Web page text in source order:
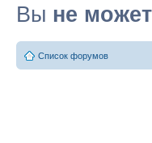
Вы не
Список форумов